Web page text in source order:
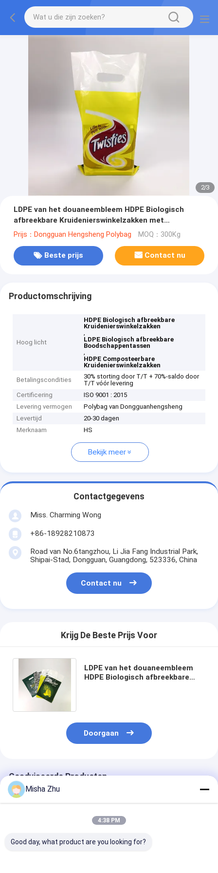
2/3
LDPE van het douaneembleem HDPE Biologisch
afbreekbare Kruidenierswinkelzakken met
Gatenhandvat
Prijs：Dongguan Hengsheng Polybag MOQ：300Kg
Beste prijs Contact nu
Productomschrijving
Hoog licht
HDPE Biologisch afbreekbare
Kruidenierswinkelzakken
,
LDPE Biologisch afbreekbare
Boodschappentassen
,
HDPE Composteerbare
Kruidenierswinkelzakken
Betalingscondities
30% storting door T/T + 70%-saldo door
T/T vóór levering
Certificering
ISO 9001 : 2015
Levering vermogen
Polybag van Dongguanhengsheng
Levertijd
20-30 dagen
Merknaam
HS
Bekijk meer
Contactgegevens
Miss. Charming Wong
+86-18928210873
Road van No.6tangzhou, Li Jia Fang Industrial Park,
Shipai-Stad, Dongguan, Guangdong, 523336, China
Contact nu
Krijg De Beste Prijs Voor
LDPE van het douaneembleem
HDPE Biologisch afbreekbare
Doorgaan
Geadviseerde Producten
Misha Zhu
4:38 PM
Good day, what product are you looking for?